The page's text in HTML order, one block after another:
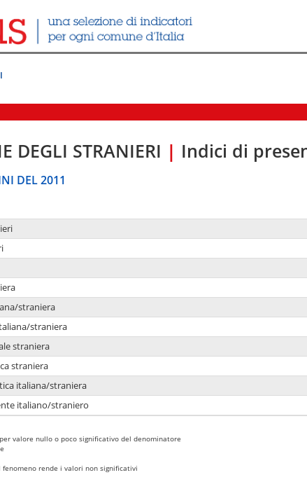
DEGLI STRANIERI | Indici di
DEL 2011
straniera
straniera
straniera
straniera
italiana/straniera
italiano/straniero
valore nullo o poco significativo del denominatore
fenomeno rende i valori non significativi